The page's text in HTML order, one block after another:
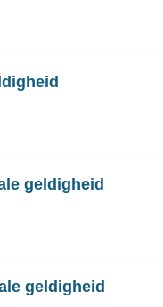
geldigheid
geldigheid